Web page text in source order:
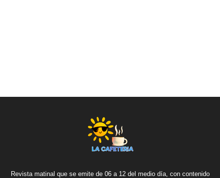
Revista matinal que se emite de 06 a 12 del medio día, con contenido